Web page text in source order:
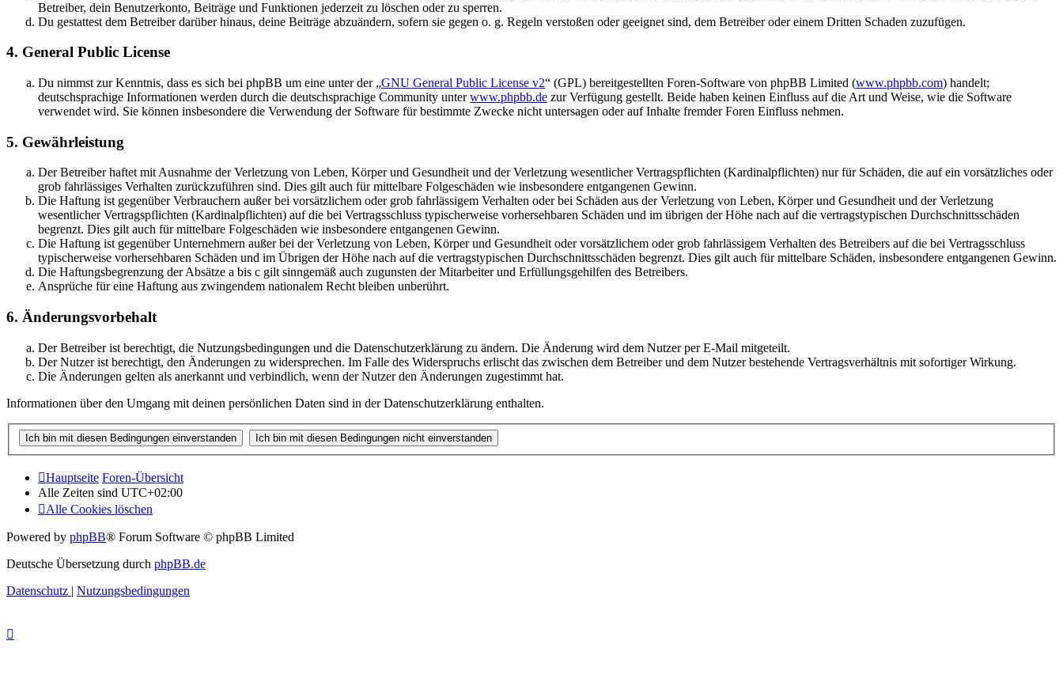
Betreiber, dein Benutzerkonto, Beiträge und Funktionen jederzeit zu löschen oder zu sperren.
Du gestattest dem Betreiber darüber hinaus, deine Beiträge abzuändern, sofern sie gegen o. g. Regeln verstoßen oder geeignet sind, dem Betreiber oder einem Dritten Schaden zuzufügen.
4. General Public License
Du nimmst zur Kenntnis, dass es sich bei phpBB um eine unter der „GNU General Public License v2“ (GPL) bereitgestellten Foren-Software von phpBB Limited (www.phpbb.com) handelt;
deutschsprachige Informationen werden durch die deutschsprachige Community unterwww.phpbb.de zur Verfügung gestellt. Beide haben keinen Einfluss auf die Art und Weise, wie die Software
verwendet wird. Sie können insbesondere die Verwendung der Software für bestimmte Zwecke nicht untersagen oder auf Inhalte fremder Foren Einfluss nehmen.
5. Gewährleistung
Der Betreiber haftet mit Ausnahme der Verletzung von Leben, Körper und Gesundheit und der Verletzung wesentlicher Vertragspflichten (Kardinalpflichten) nur für Schäden, die auf ein vorsätzliches oder
grob fahrlässiges Verhalten zurückzuführen sind. Dies gilt auch für mittelbare Folgeschäden wie insbesondere entgangenen Gewinn.
Die Haftung ist gegenüber Verbrauchern außer bei vorsätzlichem oder grob fahrlässigem Verhalten oder bei Schäden aus der Verletzung von Leben, Körper und Gesundheit und der Verletzung
wesentlicher Vertragspflichten (Kardinalpflichten) auf die bei Vertragsschluss typischerweise vorhersehbaren Schäden und im übrigen der Höhe nach auf die vertragstypischen Durchschnittsschäden
begrenzt. Dies gilt auch für mittelbare Folgeschäden wie insbesondere entgangenen Gewinn.
Die Haftung ist gegenüber Unternehmern außer bei der Verletzung von Leben, Körper und Gesundheit oder vorsätzlichem oder grob fahrlässigem Verhalten des Betreibers auf die bei Vertragsschluss
typischerweise vorhersehbaren Schäden und im Übrigen der Höhe nach auf die vertragstypischen Durchschnittsschäden begrenzt. Dies gilt auch für mittelbare Schäden, insbesondere entgangenen Gewinn.
Die Haftungsbegrenzung der Absätze a bis c gilt sinngemäß auch zugunsten der Mitarbeiter und Erfüllungsgehilfen des Betreibers.
Ansprüche für eine Haftung aus zwingendem nationalem Recht bleiben unberührt.
6. Änderungsvorbehalt
Der Betreiber ist berechtigt, die Nutzungsbedingungen und die Datenschutzerklärung zu ändern. Die Änderung wird dem Nutzer per E-Mail mitgeteilt.
Der Nutzer ist berechtigt, den Änderungen zu widersprechen. Im Falle des Widerspruchs erlischt das zwischen dem Betreiber und dem Nutzer bestehende Vertragsverhältnis mit sofortiger Wirkung.
Die Änderungen gelten als anerkannt und verbindlich, wenn der Nutzer den Änderungen zugestimmt hat.
Informationen über den Umgang mit deinen persönlichen Daten sind in der Datenschutzerklärung enthalten.
Hauptseite Foren-Übersicht
Alle Zeiten sind UTC+02:00
Alle Cookies löschen
Powered by phpBB® Forum Software © phpBB Limited
Deutsche Übersetzung durch phpBB.de
Datenschutz | Nutzungsbedingungen